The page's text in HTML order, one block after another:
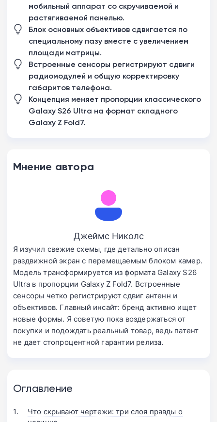
мобильный аппарат со скручиваемой и
растягиваемой панелью.
Блок основных объективов сдвигается по
специальному пазу вместе с увеличением
площади матрицы.
Встроенные сенсоры регистрируют сдвиги
радиомодулей и общую корректировку
габаритов телефона.
Концепция меняет пропорции классического
Galaxy S26 Ultra на формат складного
Galaxy Z Fold7.
Мнение автора
Джеймс Николс
Я изучил свежие схемы, где детально описан
раздвижной экран с перемещаемым блоком камер.
Модель трансформируется из формата Galaxy S26
Ultra в пропорции Galaxy Z Fold7. Встроенные
сенсоры четко регистрируют сдвиг антенн и
объективов. Главный инсайт: бренд активно ищет
новые формы. Я советую пока воздержаться от
покупки и подождать реальный товар, ведь патент
не дает стопроцентной гарантии релиза.
Оглавление
Что скрывают чертежи: три слоя правды о